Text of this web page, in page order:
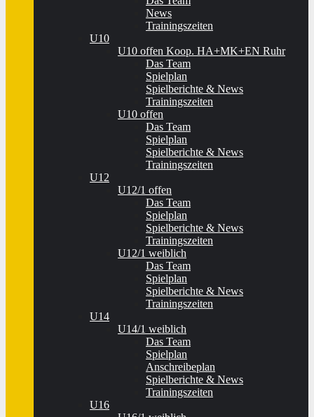
News
Trainingszeiten
U10
U10 offen Koop. HA+MK+EN Ruhr
Das Team
Spielplan
Spielberichte & News
Trainingszeiten
U10 offen
Das Team
Spielplan
Spielberichte & News
Trainingszeiten
U12
U12/1 offen
Das Team
Spielplan
Spielberichte & News
Trainingszeiten
U12/1 weiblich
Das Team
Spielplan
Spielberichte & News
Trainingszeiten
U14
U14/1 weiblich
Das Team
Spielplan
Anschreibeplan
Spielberichte & News
Trainingszeiten
U16